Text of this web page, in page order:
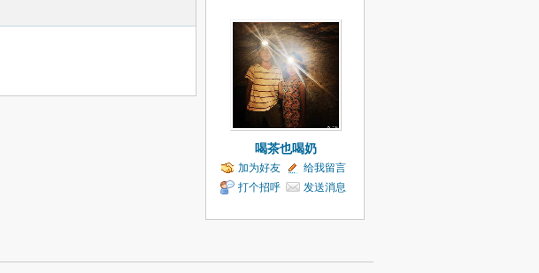
喝茶也喝奶
加为好友
给我留言
打个招呼
发送消息